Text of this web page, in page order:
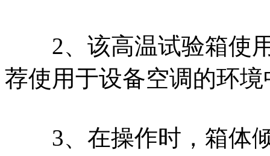
2、该高温试验箱使
荐使用于设备空调的环境
3、在操作时，箱体倾